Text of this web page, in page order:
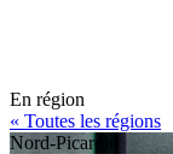
En région
« Toutes les régions
Nord-Picardie